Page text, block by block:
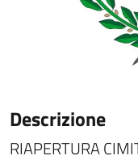
Descrizione
RIAPERTURA